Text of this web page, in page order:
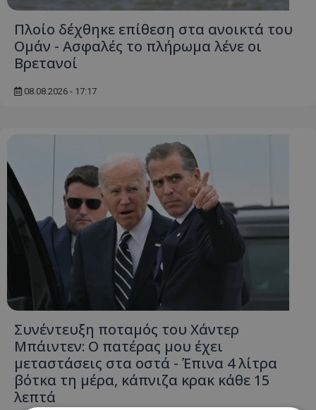
Πλοίο δέχθηκε επίθεση στα ανοικτά του
Ομάν - Ασφαλές το πλήρωμα λένε οι
Βρετανοί
08.08.2026 - 17:17
Συνέντευξη ποταμός του Χάντερ
Μπάιντεν: Ο πατέρας μου έχει
μεταστάσεις στα οστά - Έπινα 4 λίτρα
βότκα τη μέρα, κάπνιζα κρακ κάθε 15
λεπτά